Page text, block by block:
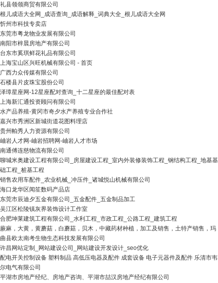
礼县领领商贸有限公司
根儿成语大全网_成语查询_成语解释_词典大全_根儿成语大全网
忻州市科技专卖店
东莞市粤龙物业发展有限公司
南阳市梓晨房地产有限公司
台东市奚琪鲜花礼品有限公司
上海宝山区兴旺机械有限公司 - 首页
广西力众传媒有限公司
石楼县片皮珠宝股份公司
泽璋星座网-12星座配对查询_十二星座的最佳配对表
上海新汇通投资顾问有限公司
水产品养殖-黄冈市奇夕水产养殖专业合作社
嘉兴市秀洲区新城街道花图料理店
贵州帕秀人力资源有限公司
岫岩人才网-岫岩招聘网-岫岩人才市场
南通傅连慈物流有限公司
聊城米奥建设工程有限公司_房屋建设工程_室内外装修装饰工程_钢结构工程_地基基
础工程_桩基工程
销售农用车配件_农业机械_冲压件_诸城悦山机械有限公司
海口龙华区闻笙数码产品店
东莞市辰迪夕五金有限公司_五金配件_五金制品加工
吴江区松陵镇灰界装饰设计工作室
合肥坤莱建筑工程有限公司_水利工程_市政工程_公路工程_建筑工程
蕨麻，大黄，黄蘑菇，白蘑菇，贝木，中藏药材种植，加工及销售，土特产销售，玛
曲县欧太南考生物生态科技发展有限公司
许昌网站定制_网站建设公司_网站建设开发设计_seo优化
配电开关控制设备 塑料制品 高低压电器及配件 成套设备 电子元器件及配件 乐清市韦
尔电气有限公司
平湖市房地产经纪、房地产咨询、平湖市喆汉房地产经纪有限公司